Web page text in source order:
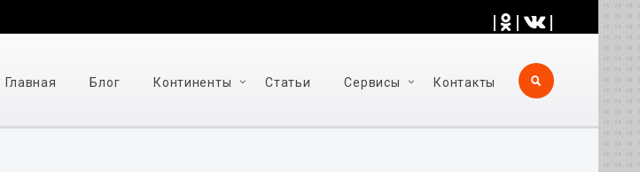
| | |
Главная Блог Континенты Статьи Cервисы Контакты